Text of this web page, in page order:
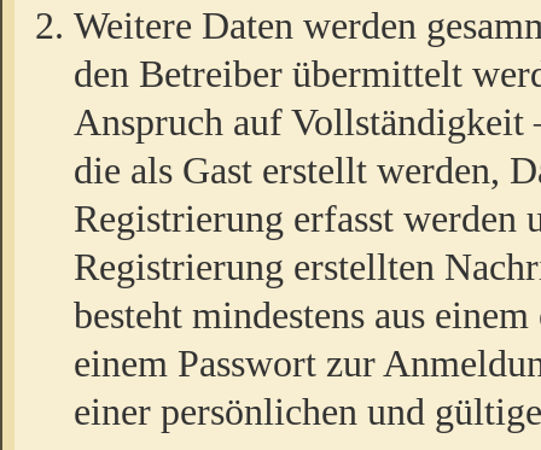
Weitere Daten werden
den Betreiber übermittelt
Anspruch auf
die als Gast erstellt werden,
Registrierung erfasst werden
Registrierung erstellten
besteht mindestens aus
einem Passwort zur
einer persönlichen und